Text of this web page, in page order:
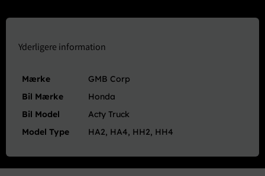
Acty
Yderligere information
Mærke
GMB Corp
Bil Mærke
Honda
Bil Model
Acty Truck
Model Type
HA2, HA4, HH2, HH4